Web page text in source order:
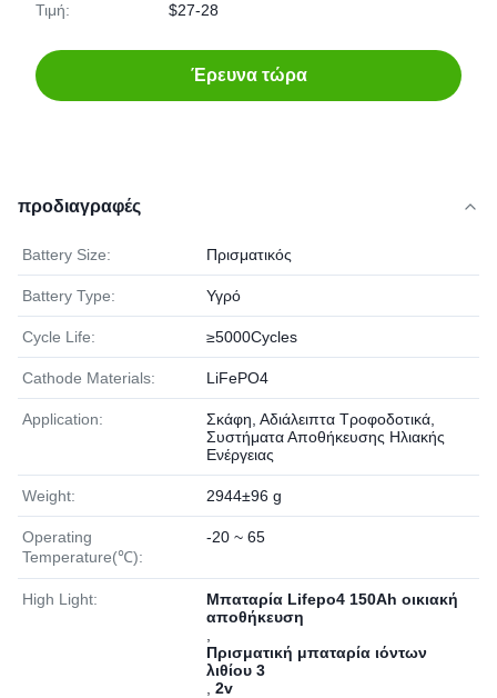
Τιμή: $27-28
Έρευνα τώρα
προδιαγραφές
Battery Size: Πρισματικός
Battery Type: Υγρό
Cycle Life: ≥5000Cycles
Cathode Materials: LiFePO4
Application:
Σκάφη, Αδιάλειπτα Τροφοδοτικά,
Συστήματα Αποθήκευσης Ηλιακής
Ενέργειας
Weight: 2944±96 g
Operating
Temperature(℃):
-20 ~ 65
High Light:
Μπαταρία Lifepo4 150Ah οικιακή
αποθήκευση
Πρισματική μπαταρία ιόντων
λιθίου 3
2v